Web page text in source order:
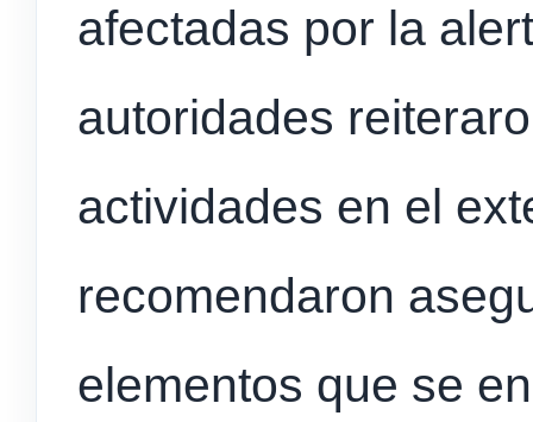
afectadas por la
autoridades
actividades en el
recomendaron
elementos que se